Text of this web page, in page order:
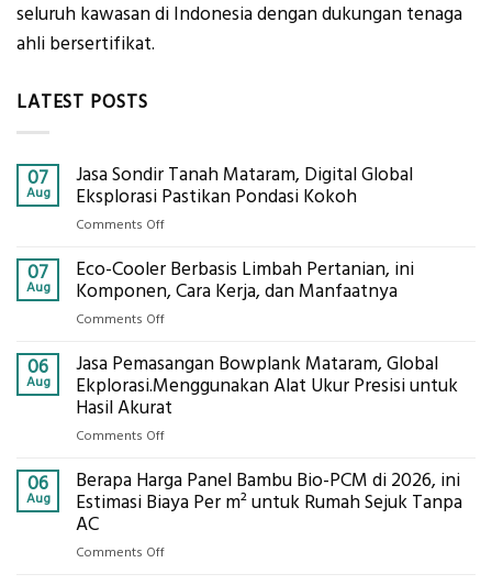
seluruh kawasan di Indonesia dengan dukungan tenaga
ahli bersertifikat.
LATEST POSTS
07
Aug
Jasa Sondir Tanah Mataram, Digital Global
Eksplorasi Pastikan Pondasi Kokoh
Comments Offon
Sondir
Tanah
Eksplorasi
Pastikan
Pondasi
Kokoh
07
Aug
Eco-Cooler Berbasis Limbah Pertanian, ini
Komponen, Cara Kerja, dan Manfaatnya
Comments Offon
Cooler
Berbasis
Limbah
Cara
Kerja,
Manfaatnya
06
Aug
Jasa Pemasangan Bowplank Mataram, Global
Ekplorasi.Menggunakan Alat Ukur Presisi untuk
Hasil Akurat
Comments Offon
Pemasangan
Bowplank
06
Aug
Berapa Harga Panel Bambu Bio-PCM di 2026, ini
Estimasi Biaya Per m² untuk Rumah Sejuk Tanpa
AC
Comments Offon